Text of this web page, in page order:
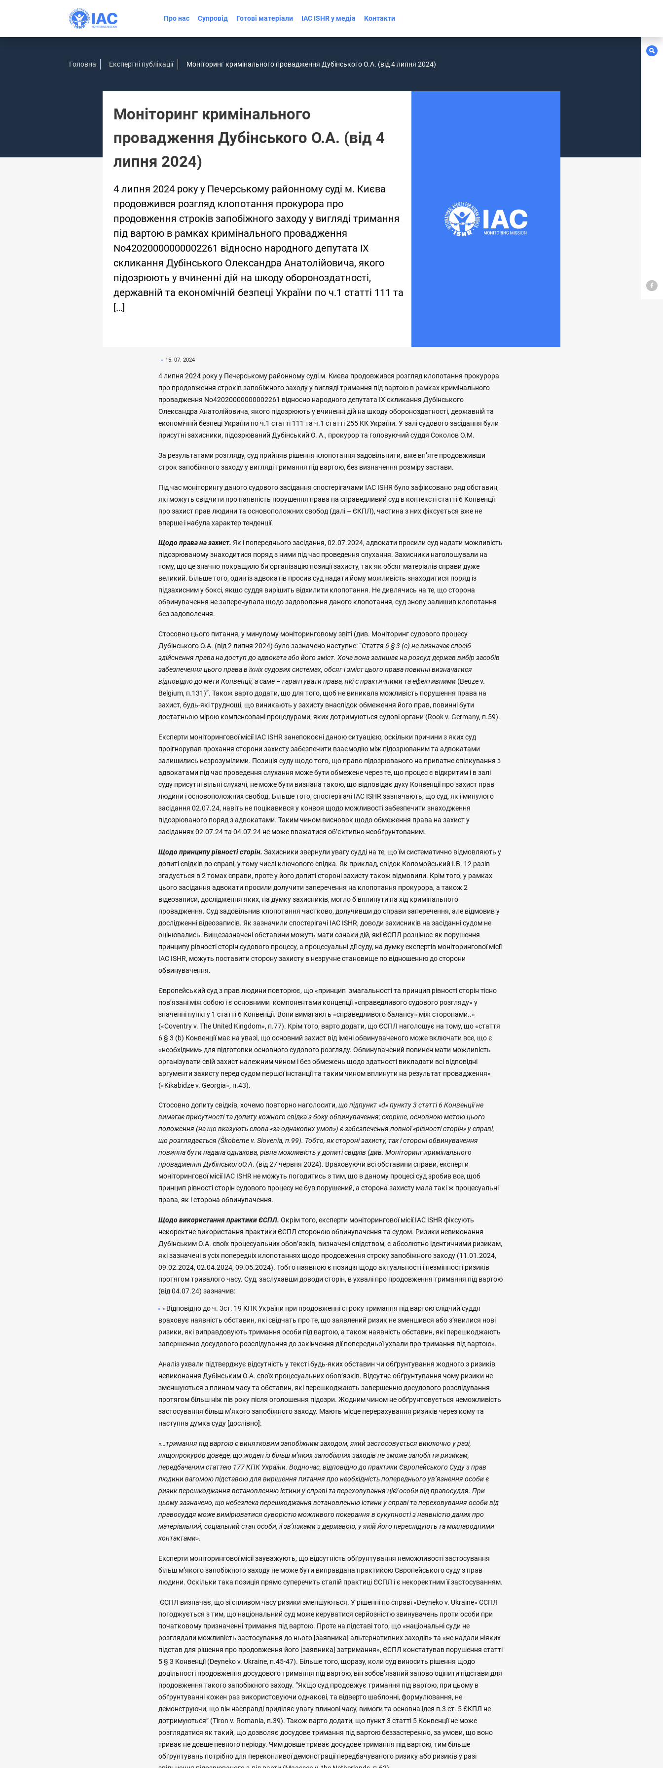
Про нас Супровід Готові матеріали IAC ISHR у медіа Контакти
Головна Експертні публікації Моніторинг кримінального провадження Дубінського О.А. (від 4 липня 2024)
Моніторинг кримінального
провадження Дубінського О.А. (від 4
липня 2024)
4 липня 2024 року у Печерському районному суді м. Києва
продовжився розгляд клопотання прокурора про
продовження строків запобіжного заходу у вигляді тримання
під вартою в рамках кримінального провадження
No42020000000002261 відносно народного депутата ІX
скликання Дубінського Олександра Анатолійовича, якого
підозрюють у вчиненні дій на шкоду обороноздатності,
державній та економічній безпеці України по ч.1 статті 111 та
[…]
15. 07. 2024
4 липня 2024 року у Печерському районному суді м. Києва продовжився розгляд клопотання прокурора
про продовження строків запобіжного заходу у вигляді тримання під вартою в рамках кримінального
провадження No42020000000002261 відносно народного депутата ІX скликання Дубінського
Олександра Анатолійовича, якого підозрюють у вчиненні дій на шкоду обороноздатності, державній та
економічній безпеці України по ч.1 статті 111 та ч.1 статті 255 КК України. У залі судового засідання були
присутні захисники, підозрюваний Дубінський О. А., прокурор та головуючий суддя Соколов О.М.
За результатами розгляду, суд прийняв рішення клопотання задовільнити, вже вп’яте продовживши
строк запобіжного заходу у вигляді тримання під вартою, без визначення розміру застави.
Під час моніторингу даного судового засідання спостерігачами IAC ISHR було зафіксовано ряд обставин,
які можуть свідчити про наявність порушення права на справедливий суд в контексті статті 6 Конвенції
про захист прав людини та основоположних свобод (далі – ЄКПЛ), частина з них фіксується вже не
вперше і набула характер тенденції.
Щодо права на захист. Як і попереднього засідання, 02.07.2024, адвокати просили суд надати можливість
підозрюваному знаходитися поряд з ними під час проведення слухання. Захисники наголошували на
тому, що це значно покращило би організацію позиції захисту, так як обсяг матеріалів справи дуже
великий. Більше того, один із адвокатів просив суд надати йому можливість знаходитися поряд із
підзахисним у боксі, якщо суддя вирішить відхилити клопотання. Не дивлячись на те, що сторона
обвинувачення не заперечувала щодо задоволення даного клопотання, суд знову залишив клопотання
без задоволення.
Стосовно цього питання, у минулому моніторинговому звіті (див. Моніторинг судового процесу
Дубінського О.А. (від 2 липня 2024) було зазначено наступне: “Стаття 6 § 3 (с) не визначає спосіб
здійснення права на доступ до адвоката або його зміст. Хоча вона залишає на розсуд держав вибір засобів
забезпечення цього права в їхніх судових системах, обсяг і зміст цього права повинні визначатися
відповідно до мети Конвенції, а саме – гарантувати права, які є практичними та ефективними (Beuze v.
Belgium, п.131)”. Також варто додати, що для того, щоб не виникала можливість порушення права на
захист, будь-які труднощі, що виникають у захисту внаслідок обмеження його прав, повинні бути
достатньою мірою компенсовані процедурами, яких дотримуються судові органи (Rook v. Germany, п.59).
Експерти моніторингової місії IAC ISHR занепокоєні даною ситуацією, оскільки причини з яких суд
проігнорував прохання сторони захисту забезпечити взаємодію між підозрюваним та адвокатами
залишились незрозумілими. Позиція суду щодо того, що право підозрюваного на приватне спілкування з
адвокатами під час проведення слухання може бути обмежене через те, що процес є відкритим і в залі
суду присутні вільні слухачі, не може бути визнана такою, що відповідає духу Конвенції про захист прав
людини і основоположних свобод. Більше того, спостерігачі IAC ISHR зазначають, що суд, як і минулого
засідання 02.07.24, навіть не поцікавився у конвоя щодо можливості забезпечити знаходження
підозрюваного поряд з адвокатами. Таким чином висновок щодо обмеження права на захист у
засіданнях 02.07.24 та 04.07.24 не може вважатися об’єктивно необґрунтованим.
Щодо принципу рівності сторін. Захисники звернули увагу судді на те, що їм систематично відмовляють у
допиті свідків по справі, у тому числі ключового свідка. Як приклад, свідок Коломойський І.В. 12 разів
згадується в 2 томах справи, проте у його допиті стороні захисту також відмовили. Крім того, у рамках
цього засідання адвокати просили долучити заперечення на клопотання прокурора, а також 2
відеозаписи, дослідження яких, на думку захисників, могло б вплинути на хід кримінального
провадження. Суд задовільнив клопотання частково, долучивши до справи заперечення, але відмовив у
дослідженні відеозаписів. Як зазначили спостерігачі IAC ISHR, доводи захисників на засіданні судом не
оцінювались. Вищезазначені обставини можуть мати ознаки дій, які ЄСПЛ розцінює як порушення
принципу рівності сторін судового процесу, а процесуальні дії суду, на думку експертів моніторингової місії
IAC ISHR, можуть поставити сторону захисту в незручне становище по відношенню до сторони
обвинувачення.
Європейський суд з прав людини повторює, що «принцип змагальності та принцип рівності сторін тісно
пов’язані між собою і є основними компонентами концепції «справедливого судового розгляду» у
значенні пункту 1 статті 6 Конвенції. Вони вимагають «справедливого балансу» між сторонами..»
(«Coventry v. The United Kingdom», п.77). Крім того, варто додати, що ЄСПЛ наголошує на тому, що «стаття
6 § 3 (b) Конвенції має на увазі, що основний захист від імені обвинуваченого може включати все, що є
«необхідним» для підготовки основного судового розгляду. Обвинувачений повинен мати можливість
організувати свій захист належним чином і без обмежень щодо здатності викладати всі відповідні
аргументи захисту перед судом першої інстанції та таким чином вплинути на результат провадження»
(«Kikabidze v. Georgia», п.43).
Стосовно допиту свідків, хочемо повторно наголосити,що підпункт «d» пункту 3 статті 6 Конвенції не
вимагає присутності та допиту кожного свідка з боку обвинувачення; скоріше, основною метою цього
положення (на що вказують слова «за однакових умов») є забезпечення повної «рівності сторін» у справі,
що розглядається (Škoberne v. Slovenia, п.99). Тобто, як стороні захисту, так і стороні обвинувачення
повинна бути надана однакова, рівна можливість у допиті свідків (див. Моніторинг кримінального
провадження ДубінськогоО.А. (від 27 червня 2024). Враховуючи всі обставини справи, експерти
моніторингової місії IAC ISHR не можуть погодитись з тим, що в даному процесі суд зробив все, щоб
принцип рівності сторін судового процесу не був порушений, а сторона захисту мала такі ж процесуальні
права, як і сторона обвинувачення.
Щодо використання практики ЄСПЛ. Окрім того, експерти моніторингової місії IAC ISHR фіксують
некоректне використання практики ЄСПЛ стороною обвинувачення та судом. Ризики невиконання
Дубінським О.А. своїх процесуальних обов’язків, визначені слідством, є абсолютно ідентичними ризикам,
які зазначені в усіх попередніх клопотаннях щодо продовження строку запобіжного заходу (11.01.2024,
09.02.2024, 02.04.2024, 09.05.2024). Тобто наявною є позиція щодо актуальності і незмінності ризиків
протягом тривалого часу. Суд, заслухавши доводи сторін, в ухвалі про продовження тримання під вартою
(від 04.07.24) зазначив:
«Відповідно до ч. 3ст. 19 КПК України при продовженні строку тримання під вартою слідчий суддя
враховує наявність обставин, які свідчать про те, що заявлений ризик не зменшився або зʼявилися нові
ризики, які виправдовують тримання особи під вартою, а також наявність обставин, які перешкоджають
завершенню досудового розслідування до закінчення дії попередньої ухвали про тримання під вартою».
Аналіз ухвали підтверджує відсутність у тексті будь-яких обставин чи обґрунтування жодного з ризиків
невиконання Дубінським О.А. своїх процесуальних обов’язків. Відсутнє обґрунтування чому ризики не
зменшуються з плином часу та обставин, які перешкоджають завершенню досудового розслідування
протягом більш ніж пів року після оголошення підозри. Жодним чином не обґрунтовується неможливість
застосування більш м’якого запобіжного заходу. Мають місце перерахування ризиків через кому та
наступна думка суду [дослівно]:
«…тримання під вартою є винятковим запобіжним заходом, який застосовується виключно у разі,
якщопрокурор доведе, що жоден із більш мʼяких запобіжних заходів не зможе запобігти ризикам,
передбаченим статтею 177 КПК України. Водночас, відповідно до практики Європейського Суду з прав
людини вагомою підставою для вирішення питання про необхідність попереднього увʼязнення особи є
ризик перешкоджання встановленню істини у справі та переховування цієї особи від правосуддя. При
цьому зазначено, що небезпека перешкоджання встановленню істини у справі та переховування особи від
правосуддя може вимірюватися суворістю можливого покарання в сукупності з наявністю даних про
матеріальний, соціальний стан особи, її звʼязками з державою, у якій його переслідують та міжнародними
контактами».
Експерти моніторингової місії зауважують, що відсутність обґрунтування неможливості застосування
більш м’якого запобіжного заходу не може бути виправдана практикою Європейського суду з прав
людини. Оскільки така позиція прямо суперечить сталій практиці ЄСПЛ і є некоректним її застосуванням.
ЄСПЛ визначає, що зі спливом часу ризики зменшуються. У рішенні по справі «Deyneko v. Ukraine» ЄСПЛ
погоджується з тим, що національний суд може керуватися серйозністю звинувачень проти особи при
початковому призначенні тримання під вартою. Проте на підставі того, що «національні суди не
розглядали можливість застосування до нього [заявника] альтернативних заходів» та «не надали ніяких
підстав для рішення про продовження його [заявника] затримання», ЄСПЛ констатував порушення статті
5 § 3 Конвенції (Deyneko v. Ukraine, п.45-47). Більше того, щоразу, коли суд виносить рішення щодо
доцільності продовження досудового тримання під вартою, він зобов’язаний заново оцінити підстави для
продовження такого запобіжного заходу. “Якщо суд продовжує тримання під вартою, при цьому в
обґрунтуванні кожен раз використовуючи однакові, та відверто шаблонні, формулювання, не
демонструючи, що він насправді приділяє увагу плинові часу, вимоги та основна ідея п.3 ст. 5 ЄКПЛ не
дотримуються” (Tiron v. Romania, п.39). Також варто додати, що пункт 3 статті 5 Конвенції не може
розглядатися як такий, що дозволяє досудове тримання під вартою беззастережно, за умови, що воно
триває не довше певного періоду. Чим довше триває досудове тримання під вартою, тим більше
обґрунтувань потрібно для переконливої демонстрації передбачуваного ризику або ризиків у разі